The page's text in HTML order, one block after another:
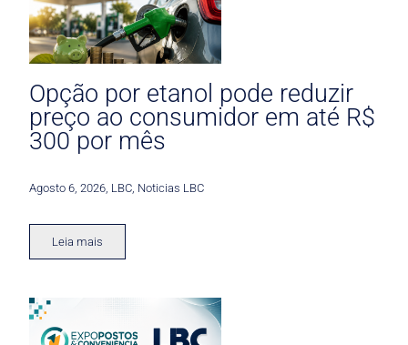
Opção por etanol pode reduzir
preço ao consumidor em até R$
300 por mês
Agosto 6, 2026 LBC Noticias LBC
Leia mais